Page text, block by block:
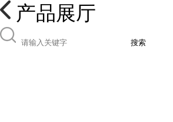
产品展厅
搜索